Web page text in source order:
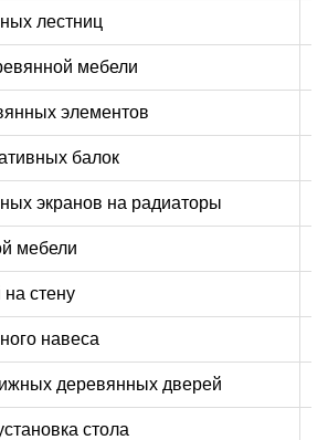
лестниц
мебели
элементов
балок
экранов на радиаторы
мебели
стену
навеса
деревянных дверей
стола